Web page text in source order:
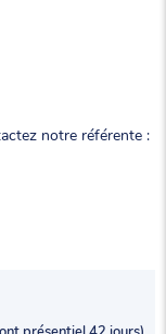
notre référente :